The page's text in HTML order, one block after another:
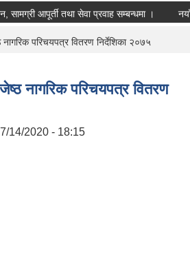
आपूर्ती तथा सेवा प्रवाह सम्बन्धमा । नयाँ
परिचयपत्र वितरण निर्देशिका २०७५
नागरिक परिचयपत्र वितरण
14/2020 - 18:15